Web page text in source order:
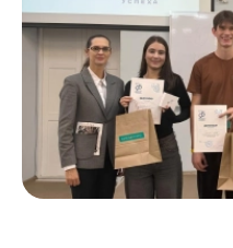
Центры
Реализация ТМЦ
Политика в
В помощь
Не только цемент
Люди ЦЕМРОСа
Технологии и
Издание для
Аналитика
Медиабанк